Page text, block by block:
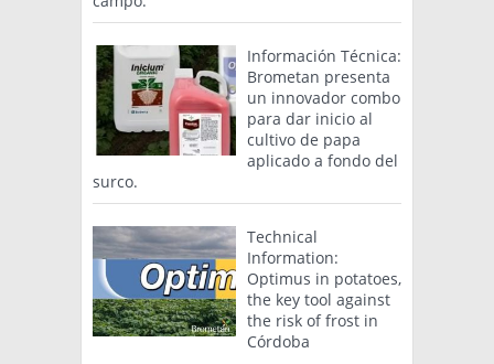
Información Técnica:
Brometan presenta
un innovador combo
para dar inicio al
cultivo de papa
aplicado a fondo del
surco.
Technical
Information:
Optimus in potatoes,
the key tool against
the risk of frost in
Córdoba